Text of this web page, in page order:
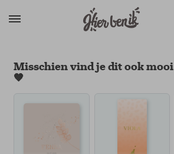
Misschien vind je dit ook mooi
🧡